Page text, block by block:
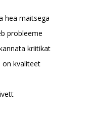
hea maitsega
probleeme
kriitikat
on kvaliteet